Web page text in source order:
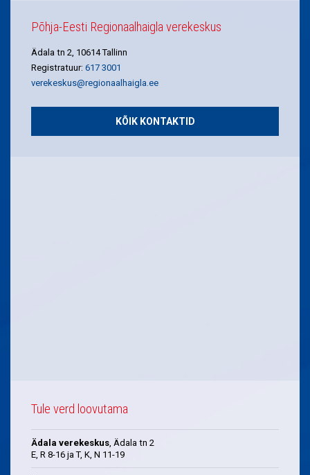
Põhja-Eesti Regionaalhaigla verekeskus
Ädala tn 2, 10614 Tallinn
Registratuur: 617 3001
verekeskus@regionaalhaigla.ee
KÕIK KONTAKTID
Tule verd loovutama
Ädala verekeskus, Ädala tn 2
E, R 8-16 ja T, K, N 11-19